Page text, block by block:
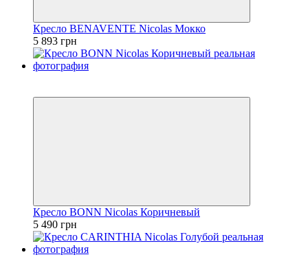
Кресло BENAVENTE Nicolas Мокко
5 893 грн
Кресло BONN Nicolas Коричневый
5 490 грн